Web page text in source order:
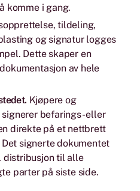
komme i gang.
tildeling,
og signatur logges
Dette skaper en
av hele
Kjøpere og
befarings- eller
direkte på et nettbrett
signerte dokumentet
distribusjon til alle
parter på siste side.